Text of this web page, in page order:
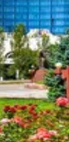
караванов
столицей
расположен в
Шаньского
и
время,
в мире. С
культурой,
исследователей.
в Бишкеке